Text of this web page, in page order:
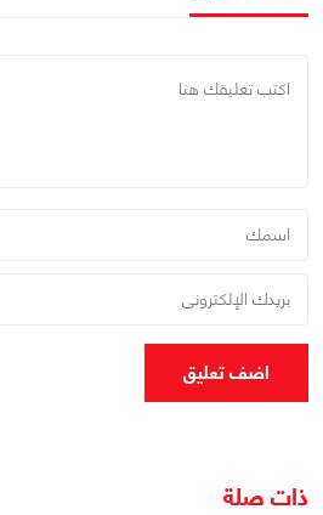
اضف تعليق
ذات صلة